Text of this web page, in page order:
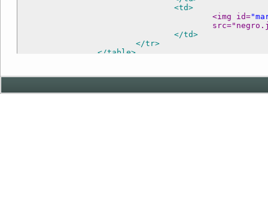
<td>
<img id=
</td>
</tr>
</table>